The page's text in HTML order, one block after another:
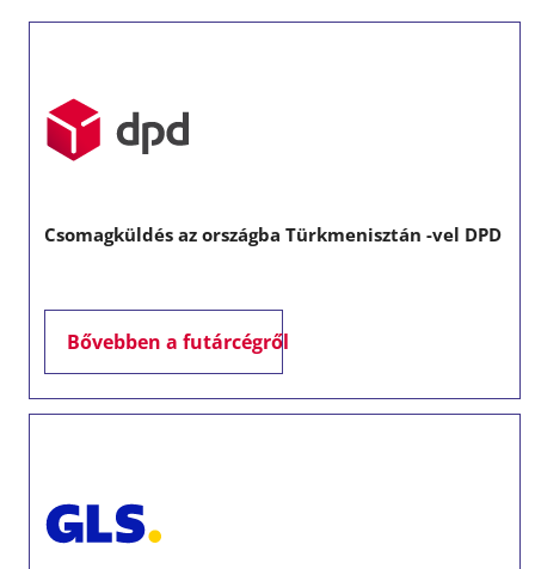
Csomagküldés az országba Türkmenisztán -vel DPD
Bővebben a futárcégről